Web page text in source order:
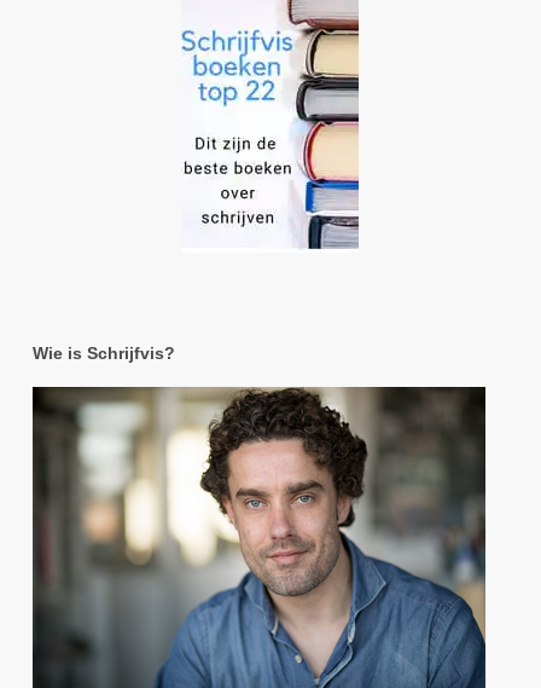
Wie is Schrijfvis?